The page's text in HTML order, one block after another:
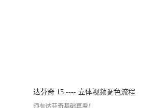
达芬奇 15 ---- 立体视频调色流程
须有达芬奇基础再看！